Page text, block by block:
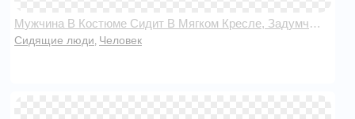
Мужчина В Костюме Сидит В Мягком Кресле, Задумчивый
Сидящие люди Человек